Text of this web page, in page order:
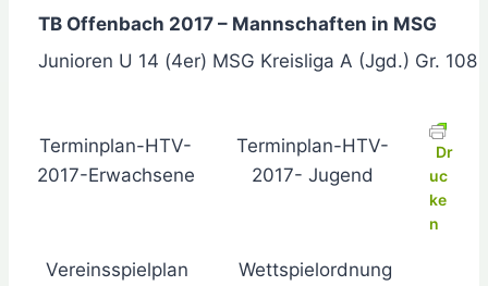
TB Offenbach 2017 – Mannschaften in MSG
Junioren U 14 (4er) MSG Kreisliga A (Jgd.) Gr. 108
Terminplan-HTV-
2017-Erwachsene
Terminplan-HTV-
2017- Jugend
Vereinsspielplan
Wettspielordnung
Dr
uc
ke
n